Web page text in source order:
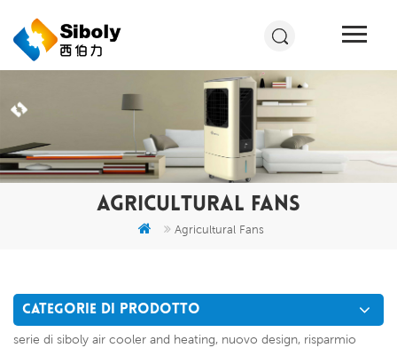
AGRICULTURAL FANS
Agricultural Fans
CATEGORIE DI PRODOTTO
serie di siboly air cooler and heating, nuovo design, risparmio